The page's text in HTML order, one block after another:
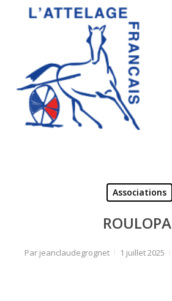
Associations
ROULOPA
Par jeanclaudegrognet 1 juillet 2025